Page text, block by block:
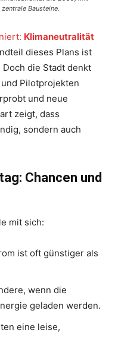
Bausteine.
Klimaneutralität
dieses Plans ist
die Stadt denkt
und Pilotprojekten
und neue
zeigt, dass
sondern auch
Chancen und
mit sich:
ist oft günstiger als
wenn die
geladen werden.
eine leise,